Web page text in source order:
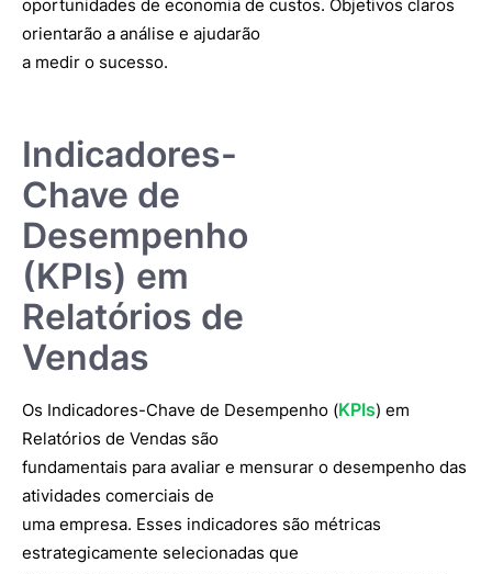
oportunidades de economia de custos. Objetivos claros
orientarão a análise e ajudarão
a medir o sucesso.
Indicadores-
Chave de
Desempenho
(KPIs) em
Relatórios de
Vendas
Os Indicadores-Chave de Desempenho (KPIs) em
Relatórios de Vendas são
fundamentais para avaliar e mensurar o desempenho das
atividades comerciais de
uma empresa. Esses indicadores são métricas
estrategicamente selecionadas que